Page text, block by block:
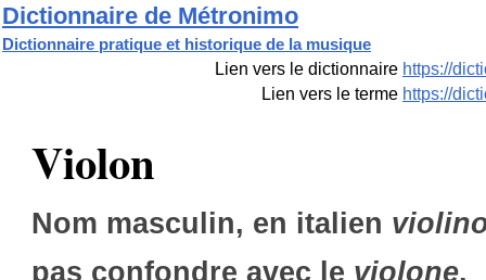
Dictionnaire de Métronimo
Dictionnaire pratique et historique de la musique
Lien vers le dictionnaire https://
Lien vers le terme https://
Violon
Nom masculin, en italien
pas confondre avec le violone.